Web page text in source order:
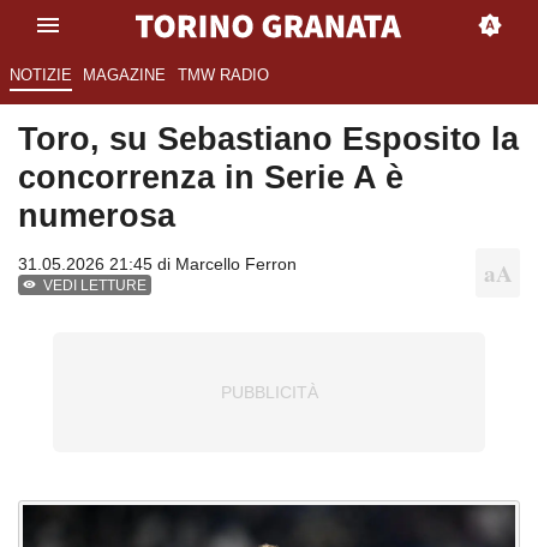
NOTIZIE MAGAZINE TMW RADIO
Toro, su Sebastiano Esposito la
concorrenza in Serie A è
numerosa
31.05.2026 21:45 di Marcello Ferron
VEDI LETTURE